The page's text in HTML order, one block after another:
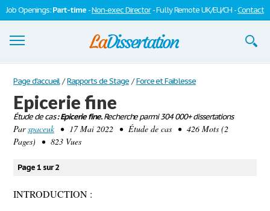
Job Openings:Part-time -Non-exec Director- Fully Remote UK/EU/CH -Contact
Dissertations
S'inscrire
Se connecter
Page d'accueil / Rapports de Stage / Force et Faiblesse
Epicerie fine
Étude de cas: Epicerie fine.Recherche parmi 304 000+ dissertations
Parspaceuk• 17 Mai 2022 • Étude de cas • 426 Mots (2
Pages) • 823 Vues
Page 1 sur 2
INTRODUCTION :